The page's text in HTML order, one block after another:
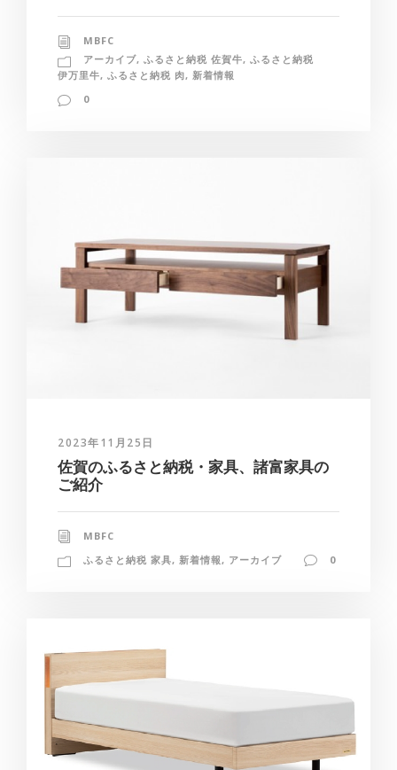
MBFC
アーカイブ, ふるさと納税 佐賀牛, ふるさと納税
伊万里牛, ふるさと納税 肉, 新着情報
0
2023年11月25日
佐賀のふるさと納税・家具、諸富家具の
ご紹介
MBFC
ふるさと納税 家具, 新着情報 , アーカイブ 0